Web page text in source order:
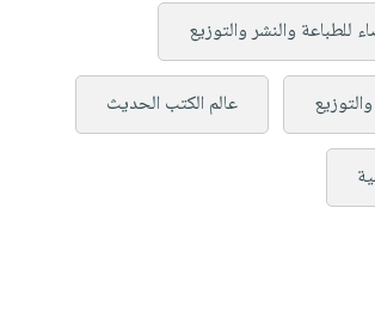
للطباعة والنشر والتوزيع
عالم الكتب الحديث